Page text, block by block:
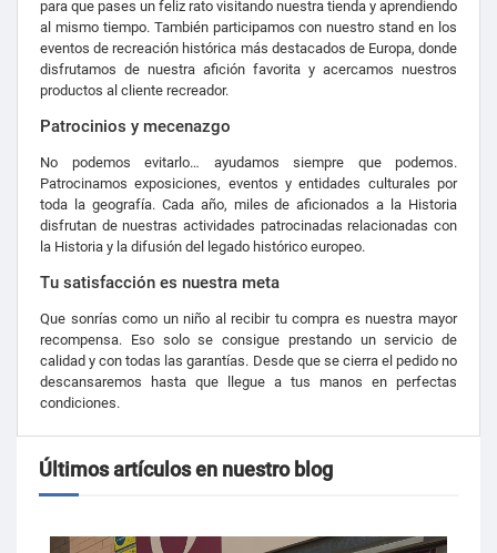
para que pases un feliz rato visitando nuestra tienda y aprendiendo
al mismo tiempo. También participamos con nuestro stand en los
eventos de recreación histórica más destacados de Europa, donde
disfrutamos de nuestra afición favorita y acercamos nuestros
productos al cliente recreador.
Patrocinios y mecenazgo
No podemos evitarlo… ayudamos siempre que podemos.
Patrocinamos exposiciones, eventos y entidades culturales por
toda la geografía. Cada año, miles de aficionados a la Historia
disfrutan de nuestras actividades patrocinadas relacionadas con
la Historia y la difusión del legado histórico europeo.
Tu satisfacción es nuestra meta
Que sonrías como un niño al recibir tu compra es nuestra mayor
recompensa. Eso solo se consigue prestando un servicio de
calidad y con todas las garantías. Desde que se cierra el pedido no
descansaremos hasta que llegue a tus manos en perfectas
condiciones.
Últimos artículos en nuestro blog